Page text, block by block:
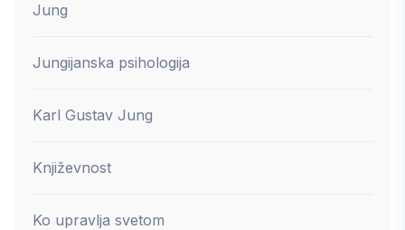
Jung
Jungijanska psihologija
Karl Gustav Jung
Književnost
Ko upravlja svetom